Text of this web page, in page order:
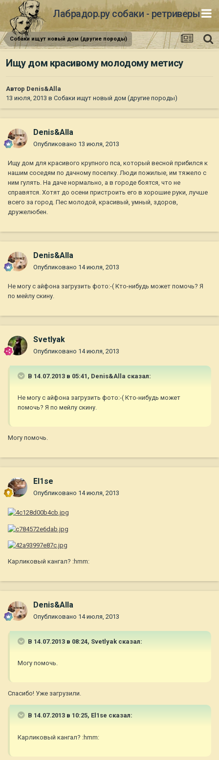
Лабрадор.ру собаки - ретриверы
Собаки ищут новый дом (другие породы)
Ищу дом красивому молодому метису
Автор Denis&Alla
13 июля, 2013 в Собаки ищут новый дом (другие породы)
Denis&Alla
Опубликовано 13 июля, 2013
Ищу дом для красивого крупного пса, который весной прибился к
нашим соседям по дачному поселку. Люди пожилые, им тяжело с
ним гулять. На даче нормально, а в городе боятся, что не
справятся. Хотят до осени пристроить его в хорошие руки, лучше
всего за город. Пес молодой, красивый, умный, здоров,
дружелюбен.
Denis&Alla
Опубликовано 14 июля, 2013
Не могу с айфона загрузить фото:-( Кто-нибудь может помочь? Я
по мейлу скину.
Svetlyak
Опубликовано 14 июля, 2013
В 14.07.2013 в 05:41, Denis&Alla сказал:
Не могу с айфона загрузить фото:-( Кто-нибудь может
помочь? Я по мейлу скину.
Могу помочь.
El1se
Опубликовано 14 июля, 2013
Карликовый кангал? :hmm:
Denis&Alla
Опубликовано 14 июля, 2013
В 14.07.2013 в 08:24, Svetlyak сказал:
Могу помочь.
Спасибо! Уже загрузили.
В 14.07.2013 в 10:25, El1se сказал:
Карликовый кангал? :hmm: